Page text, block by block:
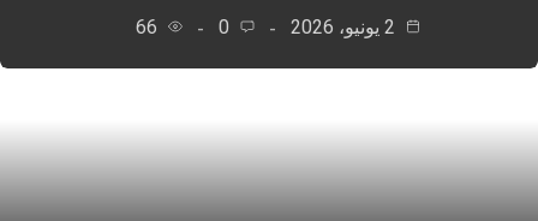
0
66